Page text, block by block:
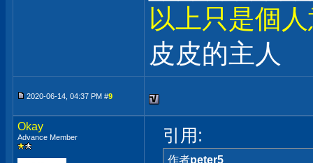
以上只是個
皮皮的主人
2020-06-14, 04:37 PM #9
Okay
Advance Member 引用:
作者peter5